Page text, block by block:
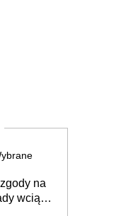
na
wciąż